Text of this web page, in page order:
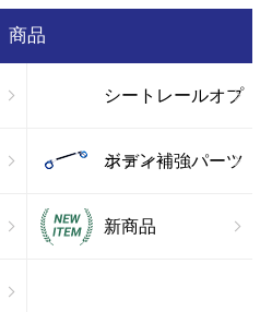
商品
シートレールオプ
ション
ボディ補強パーツ
新商品